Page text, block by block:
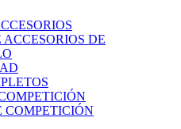
DE
COMPETICIÓN